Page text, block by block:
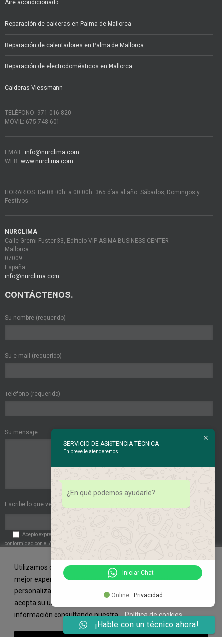
Utilizamos cookies propias y de terceros para aportarle una
mejor experiencia de navegación y un servicio más
personalizado. Si continua navegando, consideramos que
acepta su uso. Puede cambiar la configuración u obtener más
información consultando nuestra . Política de cookies
Aire acondicionado
Reparación de calderas en Palma de Mallorca
Reparación de calentadores en Palma de Mallorca
Reparación de electrodomésticos en Mallorca
Calderas Viessmann
TELÉFONO: 971 016 820
MÓVIL: 675 748 601
EMAIL: info@nurclima.com
WEB: www.nurclima.com
HORARIOS: De 08:00h. a 00:00h. 365 días al año. Sábados, Domingos y
Festivos
NURCLIMA
Calle Gremi Fuster 33, Edificio VIP ASIMA-BUSINESS CENTER
Mallorca
07009
España
info@nurclima.com
CONTÁCTENOS.
Su nombre (requerido)
Su e-mail (requerido)
Teléfono (requerido)
Su mensaje
Escribe lo que ves en esta imagen:
Acepto expresamente las
conformidad con el Art. 6 del RGPD el tratamiento de mis datos de carácter personal por
© Copyright 2014 - 2015 | NURCLIMA - Fontaneros en Palma de Mallorca y
SERVICIO DE ASISTENCIA TÉCNICA
En breve le atenderemos…
¿En qué podemos ayudarle?
Iniciar Chat
Online · Privacidad
¡Hable con un técnico ahora!